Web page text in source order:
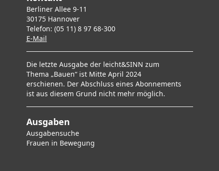
Berliner Allee 9-11
30175 Hannover
Telefon: (05 11) 8 97 68-300
E-Mail
Die letzte Ausgabe der leicht&SINN zum
Thema „Bauen“ ist Mitte April 2024
erschienen. Der Abschluss eines Abonnements
ist aus diesem Grund nicht mehr möglich.
Ausgaben
Ausgabensuche
Frauen in Bewegung